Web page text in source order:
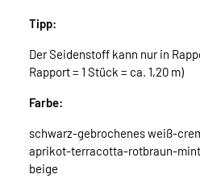
Tipp:
Der Seidenstoff kann nur in
Rapport = 1 Stück = ca. 1,20 m)
Farbe:
schwarz-gebrochenes weiß-
aprikot-terracotta-rotbraun-
beige